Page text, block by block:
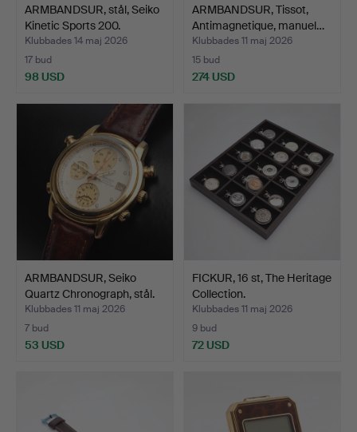
ARMBANDSUR, stål, Seiko
Kinetic Sports 200.
Klubbades 14 maj 2026
17 bud
98 USD
ARMBANDSUR, Tissot,
Antimagnetique, manuel…
Klubbades 11 maj 2026
15 bud
274 USD
ARMBANDSUR, Seiko
Quartz Chronograph, stål.
Klubbades 11 maj 2026
7 bud
53 USD
FICKUR, 16 st, The Heritage
Collection.
Klubbades 11 maj 2026
9 bud
72 USD